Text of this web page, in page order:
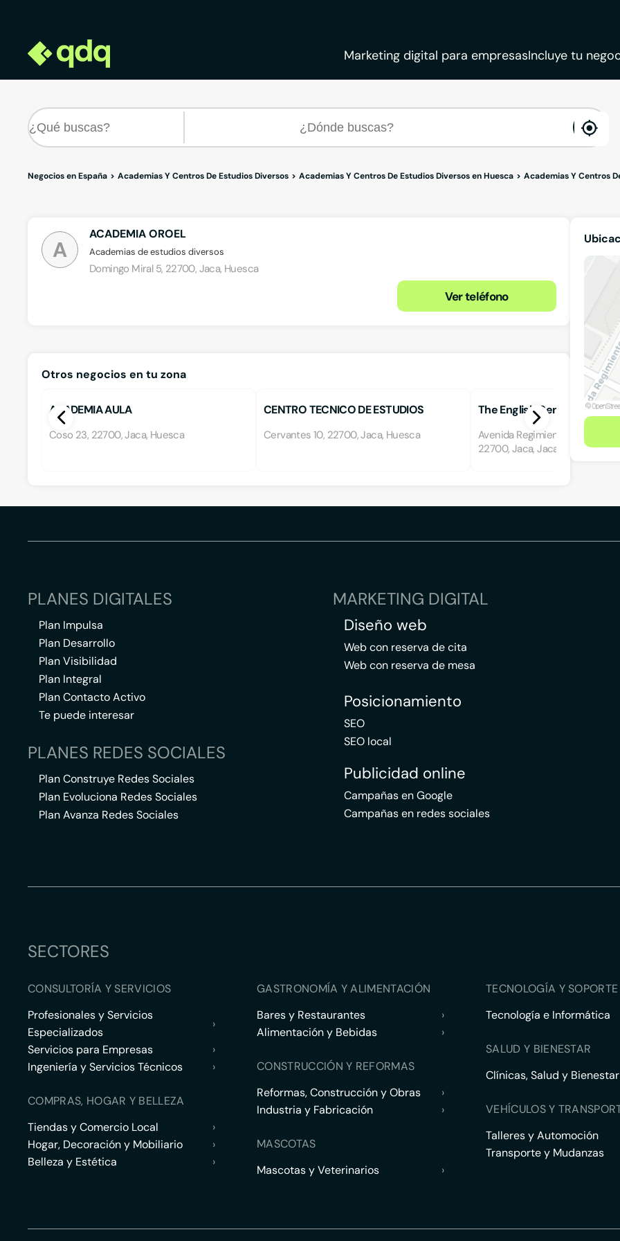
Marketing digital para empresasIncluye tu
Negocios en España Academias Y Centros De Estudios Diversos Academias Y Centros De Estudios Diversos en Huesca Academias Y Centros
A
ACADEMIA OROEL
Academias de estudios diversos
Domingo Miral 5, 22700, Jaca, Huesca
Ver teléfono
Otros negocios en tu zona
ACADEMIA AULA
Coso 23, 22700, Jaca, Huesca
CENTRO TECNICO DE ESTUDIOS
Cervantes 10, 22700, Jaca, Huesca
The English Centre
Avenida Regimiento de Galicia
22700, Jaca, Jaca, Huesca
PLANES DIGITALES
Plan Impulsa
Plan Desarrollo
Plan Visibilidad
Plan Integral
Plan Contacto Activo
Te puede interesar
PLANES REDES SOCIALES
Plan Construye Redes Sociales
Plan Evoluciona Redes Sociales
Plan Avanza Redes Sociales
MARKETING DIGITAL
Diseño web
Web con reserva de cita
Web con reserva de mesa
Posicionamiento
SEO
SEO local
Publicidad online
Campañas en Google
Campañas en redes sociales
SECTORES
CONSULTORÍA Y SERVICIOS
Profesionales y Servicios
Especializados
›
Servicios para Empresas
›
Ingeniería y Servicios Técnicos
›
COMPRAS, HOGAR Y BELLEZA
Tiendas y Comercio Local
›
Hogar, Decoración y Mobiliario
›
Belleza y Estética
›
GASTRONOMÍA Y ALIMENTACIÓN
Bares y Restaurantes
›
Alimentación y Bebidas
›
CONSTRUCCIÓN Y REFORMAS
Reformas, Construcción y Obras
›
Industria y Fabricación
›
MASCOTAS
Mascotas y Veterinarios
›
TECNOLOGÍA Y
Tecnología e Informática
SALUD Y BIENESTAR
Clínicas, Salud y Bienestar
VEHÍCULOS Y
Talleres y Automoción
Transporte y Mudanzas